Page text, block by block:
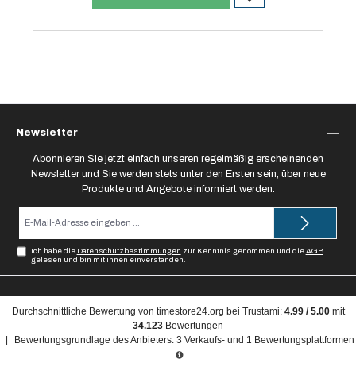
Durchschnittliche Bewertung von timestore24.org bei Trustami: 4.99/5.00mit
34.123 Bewertungen
|
Bewertungsgrundlage des Anbieters: 3 Verkaufs- und 1 Bewertungsplattformen
Newsletter
Abonnieren Sie jetzt einfach unseren regelmäßig erscheinenden
Newsletter und Sie werden stets unter den Ersten sein, über neue
Produkte und Angebote informiert werden.
Ich habe die Datenschutzbestimmungen zur Kenntnis genommen und dieAGB
gelesen und bin mit ihnen einverstanden.